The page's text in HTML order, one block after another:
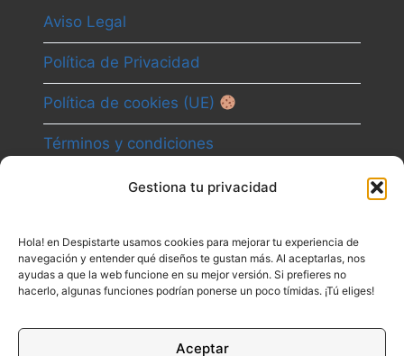
Gestiona tu privacidad
Hola! en Despistarte usamos cookies para mejorar tu experiencia de
navegación y entender qué diseños te gustan más. Al aceptarlas, nos
ayudas a que la web funcione en su mejor versión. Si prefieres no
hacerlo, algunas funciones podrían ponerse un poco tímidas. ¡Tú eliges!
Aceptar
Aviso Legal
Política de Privacidad
Política de cookies (UE)
Términos y condiciones
Canal
Contacto